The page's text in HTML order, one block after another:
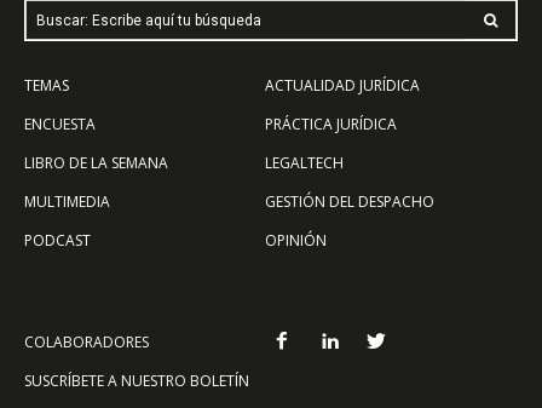
Buscar: Escribe aquí tu búsqueda
TEMAS
ENCUESTA
LIBRO DE LA SEMANA
MULTIMEDIA
PODCAST
ACTUALIDAD JURÍDICA
PRÁCTICA JURÍDICA
LEGALTECH
GESTIÓN DEL DESPACHO
OPINIÓN
COLABORADORES
SUSCRÍBETE A NUESTRO BOLETÍN